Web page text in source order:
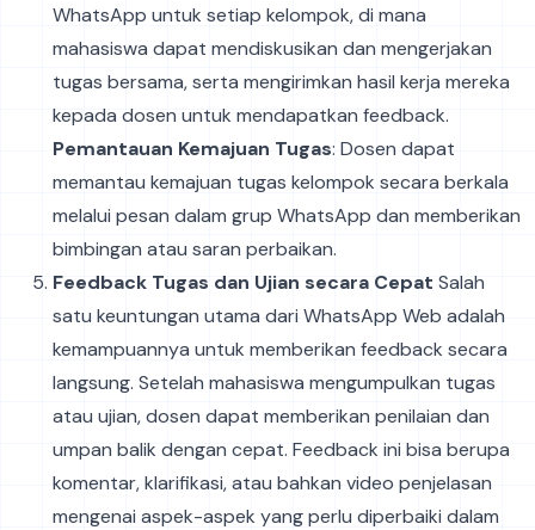
WhatsApp untuk setiap kelompok, di mana
mahasiswa dapat mendiskusikan dan mengerjakan
tugas bersama, serta mengirimkan hasil kerja mereka
kepada dosen untuk mendapatkan feedback.
Pemantauan Kemajuan Tugas: Dosen dapat
memantau kemajuan tugas kelompok secara berkala
melalui pesan dalam grup WhatsApp dan memberikan
bimbingan atau saran perbaikan.
Feedback Tugas dan Ujian secara Cepat Salah
satu keuntungan utama dari WhatsApp Web adalah
kemampuannya untuk memberikan feedback secara
langsung. Setelah mahasiswa mengumpulkan tugas
atau ujian, dosen dapat memberikan penilaian dan
umpan balik dengan cepat. Feedback ini bisa berupa
komentar, klarifikasi, atau bahkan video penjelasan
mengenai aspek-aspek yang perlu diperbaiki dalam